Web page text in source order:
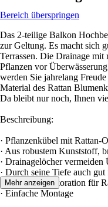
Bereich überspringen
Das 2-teilige Balkon
zur Geltung. Es macht sich
Terrassen. Die Drainage
Pflanzen vor
werden Sie jahrelang
Material des Rattan
Da bleibt nur noch, Ihnen
Beschreibung:
· Pflanzenkübel mit Rattan-
· Aus robustem Kunststoff,
· Drainagelöcher vermeiden
· Durch seine Tiefe auch
· Attraktive Dekoration für
· Einfache Montage
Mehr anzeigen